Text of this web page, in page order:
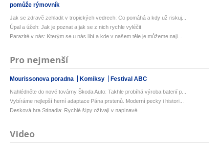
pomůže rýmovník
Jak se zdravě zchladit v tropických vedrech: Co pomáhá a kdy už riskuj...
Úpal a úžeh: Jak je poznat a jak se z nich rychle vyléčit
Parazité v nás: Kterým se u nás líbí a kde v našem těle je můžeme nají...
Pro nejmenší
Mourissonova poradna Komiksy Festival ABC
Nahlédněte do nové továrny Škoda Auto: Takhle probíhá výroba baterií p...
Vybíráme nejlepší herní adaptace Pána prstenů. Moderní pecky i histori...
Desková hra Stínadla: Rychlé šípy ožívají v napínavé
Video